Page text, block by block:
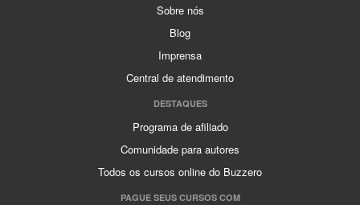
Sobre nós
Blog
Imprensa
Central de atendimento
DESTAQUES
Programa de afiliado
Comunidade para autores
Todos os cursos online do Buzzero
PAGUE SEUS CURSOS COM